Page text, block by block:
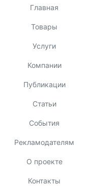
Главная
Товары
Услуги
Компании
Публикации
Статьи
События
Рекламодателям
О проекте
Контакты